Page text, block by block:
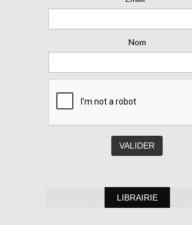
Nom
LIBRAIRIE